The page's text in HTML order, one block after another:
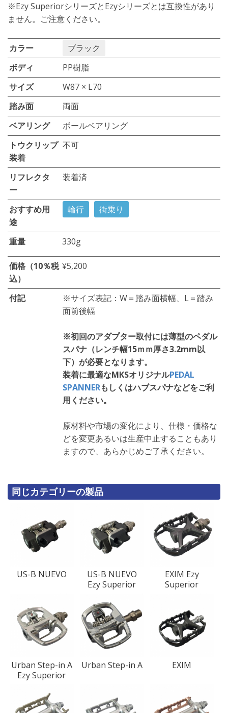
※Ezy SuperiorシリーズとEzyシリーズとは互換性があり
ません。ご注意ください。
カラー
ブラック
ボディ
PP樹脂
サイズ
W87 × L70
踏み面
両面
ベアリング
ボールベアリング
トウクリップ
装着
不可
リフレクタ
ー
装着済
おすすめ用
途
輪行 街乗り
重量 330g
価格（10％税
込）
¥5,200
付記
※サイズ表記：W＝踏み面横幅、L＝踏み
面前後幅
※初回のアダプター取付には薄型のペダル
スパナ（レンチ幅15ｍｍ厚さ3.2mm以
下）が必要となります。
装着に最適なMKSオリジナルPEDAL
SPANNERもしくはハブスパナなどをご利
用ください。
原材料や市場の変化により、仕様・価格な
どを変更あるいは生産中止することもあり
ますので、あらかじめご了承ください。
同じカテゴリーの製品
US-B NUEVO
US-B NUEVO
Ezy Superior
EXIM Ezy
Superior
Urban Step-in A
Ezy Superior
Urban Step-in A EXIM